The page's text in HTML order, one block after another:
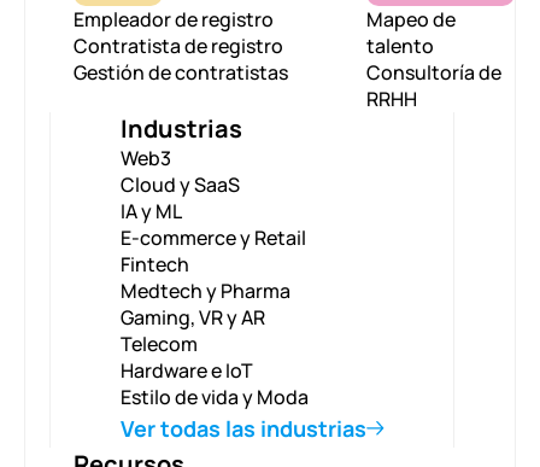
Empleador de registro
Contratista de registro
Gestión de contratistas
Mapeo de
talento
Consultoría de
RRHH
Industrias
Web3
Cloud y SaaS
IA y ML
E-commerce y Retail
Fintech
Medtech y Pharma
Gaming, VR y AR
Telecom
Hardware e IoT
Estilo de vida y Moda
Ver todas las industrias